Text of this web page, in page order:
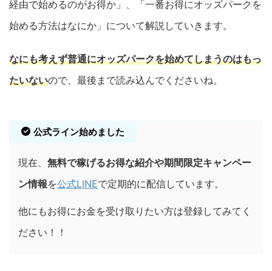
経由で始めるのがお得か」、「一番お得にオッズパークを
始める方法はなにか」について解説していきます。
なにも考えず普通にオッズパークを始めてしまうのはもっ
たいないので、最後まで読み込んでくださいね。
公式ライン始めました
現在、 無料で稼げるお得な紹介や期間限定キャンペー
ン情報を公式LINEで定期的に配信しています。
他にもお得にお金を受け取りたい方は登録してみてく
ださい！！